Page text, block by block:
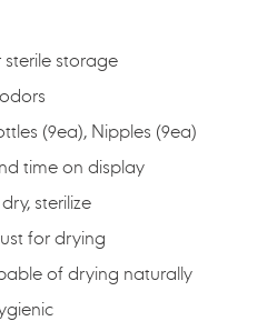
sterile storage
(9ea), Nipples (9ea)
time on display
sterilize
for drying
of drying naturally